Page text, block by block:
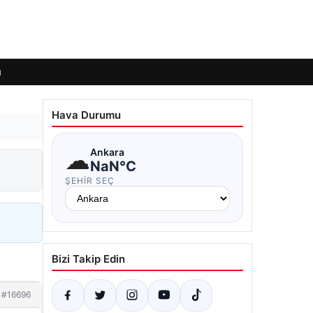
#16696
Hava Durumu
☁Ankara
NaN°C
ŞEHIR SEÇ
Bizi Takip Edin